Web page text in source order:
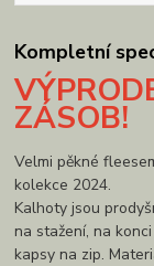
Kompletní
ZÁSOB!
Velmi pěkné
kolekce 2024.
Kalhoty jsou
na stažení, na
kapsy na zip.